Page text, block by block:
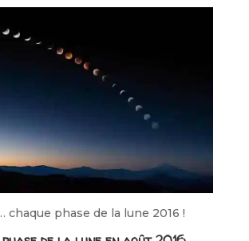
chaque phase de la lune 2016 !